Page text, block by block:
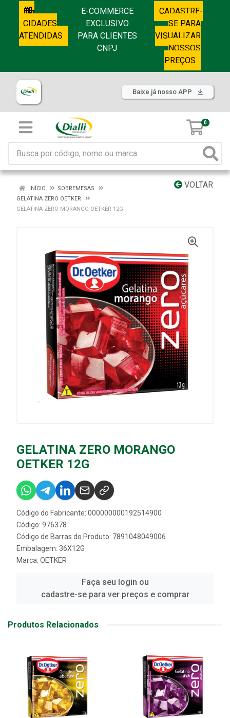
CIDADES
ATENDIDAS
E-COMMERCE
EXCLUSIVO
PARA CLIENTES
CNPJ
CADASTRE-
SE PARA
VISUALIZAR
NOSSOS
PREÇOS
Baixe já nosso APP
0
VOLTAR
INÍCIO
SOBREMESAS
GELATINA ZERO OETKER
GELATINA ZERO MORANGO OETKER 12G
GELATINA ZERO MORANGO
OETKER 12G
Código do Fabricante: 000000000192514900
Código: 976378
Código de Barras do Produto: 7891048049006
Embalagem: 36X12G
Marca: OETKER
Faça seu login ou
cadastre-se para ver preços e comprar
Produtos Relacionados